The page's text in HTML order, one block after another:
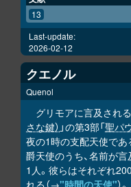
13
Last-update:
2026-02-12
クエノル
Quenol
グリモアに言及され
さな鍵） 」の第3部「聖パ
夜の1時の支配天使であ
爵天使のうち、名前が
1人。彼らはそれぞれ
れる（→"時間の天使"）。